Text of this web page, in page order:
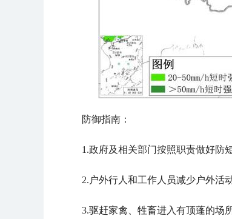
防御指南：
1.政府及相关部门按照职责做好防
2.户外行人和工作人员减少户外活
3.驱赶家禽、牲畜进入有顶蓬的场